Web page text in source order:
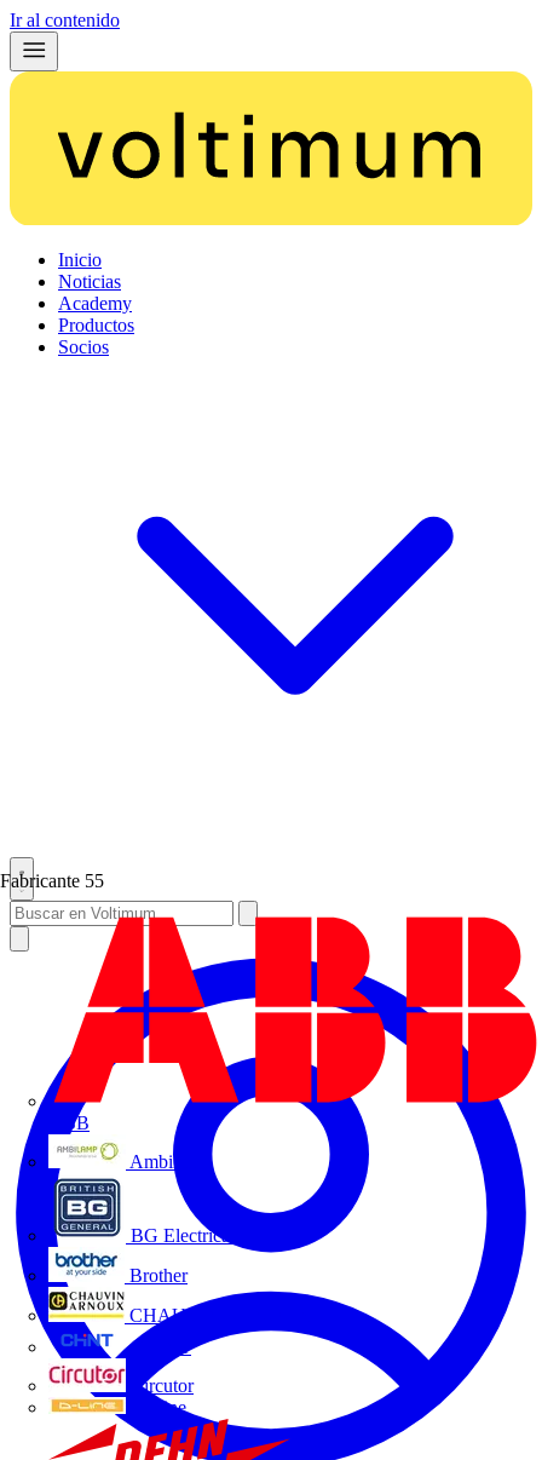
Ir al contenido
Inicio
Noticias
Academy
Productos
Socios
Fabricante 55
ABB
Ambilamp
BG Electrical
Brother
CHAUVIN ARNOUX
CHINT
Circutor
D-Line